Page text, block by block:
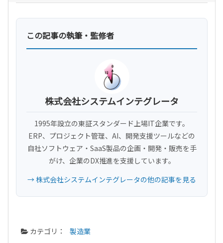
この記事の執筆・監修者
株式会社システムインテグレータ
1995年設立の東証スタンダード上場IT企業です。
ERP、プロジェクト管理、AI、開発支援ツールなどの
自社ソフトウェア・SaaS製品の企画・開発・販売を手
がけ、企業のDX推進を支援しています。
→ 株式会社システムインテグレータの他の記事を見る
カテゴリ： 製造業